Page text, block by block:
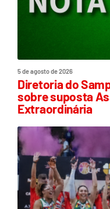
5 de agosto de 2026
Diretoria do
sobre suposta
Extraordinária